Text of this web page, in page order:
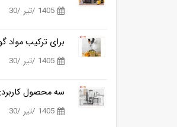
1405 /تیر /30
1405 /تیر /30
1405 /تیر /30